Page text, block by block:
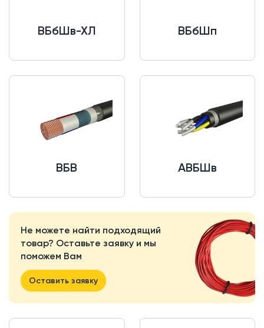
ВБбШв-ХЛ ВБбШп
ВБВ АВБШв
Не можете найти подходящий
товар? Оставьте заявку и мы
поможем Вам
Оставить заявку